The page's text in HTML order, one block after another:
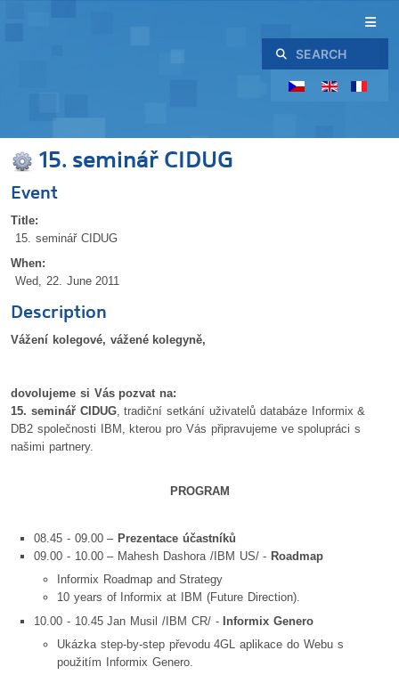
Search
15. seminář CIDUG
Event
Title:
15. seminář CIDUG
When:
Wed, 22. June 2011
Description
Vážení kolegové, vážené kolegyně,
dovolujeme si Vás pozvat na:
15. seminář CIDUG, tradiční setkání uživatelů databáze Informix &
DB2 společnosti IBM, kterou pro Vás připravujeme ve spolupráci s
našimi partnery.
PROGRAM
08.45 - 09.00 – Prezentace účastníků
09.00 - 10.00 – Mahesh Dashora /IBM US/ - Roadmap
Informix Roadmap and Strategy
10 years of Informix at IBM (Future Direction).
10.00 - 10.45 Jan Musil /IBM CR/ - Informix Genero
Ukázka step-by-step převodu 4GL aplikace do Webu s
použitím Informix Genero.